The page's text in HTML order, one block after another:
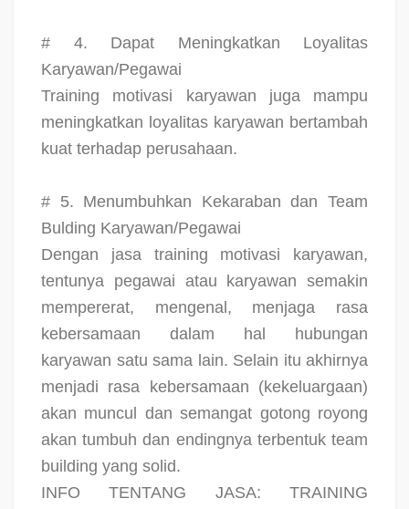
# 4. Dapat Meningkatkan Loyalitas
Karyawan/Pegawai
Training motivasi karyawan juga mampu
meningkatkan loyalitas karyawan bertambah
kuat terhadap perusahaan.
# 5. Menumbuhkan Kekaraban dan Team
Bulding Karyawan/Pegawai
Dengan jasa training motivasi karyawan,
tentunya pegawai atau karyawan semakin
mempererat, mengenal, menjaga rasa
kebersamaan dalam hal hubungan
karyawan satu sama lain. Selain itu akhirnya
menjadi rasa kebersamaan (kekeluargaan)
akan muncul dan semangat gotong royong
akan tumbuh dan endingnya terbentuk team
building yang solid.
INFO TENTANG JASA: TRAINING